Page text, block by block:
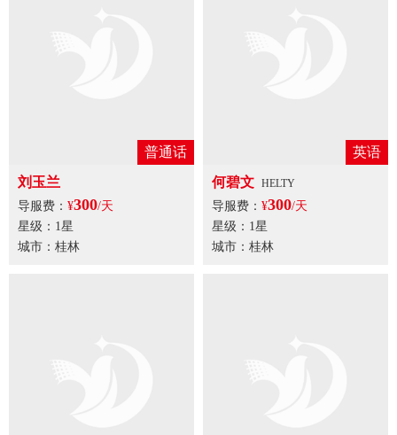
普通话
胡迪
导服费： ¥300/天
星级：1星
城市：桂林
普通话
刘玉兰
导服费： ¥300/天
星级：1星
城市：桂林